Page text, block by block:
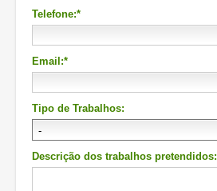
Telefone:*
Email:*
Tipo de Trabalhos:
Descrição dos trabalhos pretendidos: